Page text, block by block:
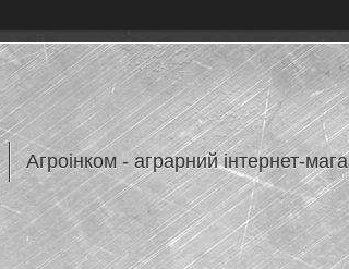
Агроінком - аграрний інтернет-